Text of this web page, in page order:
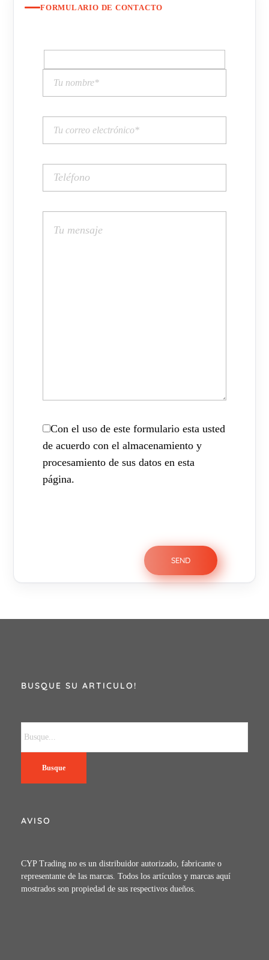
FORMULARIO DE CONTACTO
Con el uso de este formulario esta usted
de acuerdo con el almacenamiento y
procesamiento de sus datos en esta
página.
BUSQUE SU ARTICULO!
Busque
AVISO
CYP Trading no es un distribuidor autorizado, fabricante o
representante de las marcas. Todos los artículos y marcas aquí
mostrados son propiedad de sus respectivos dueños.